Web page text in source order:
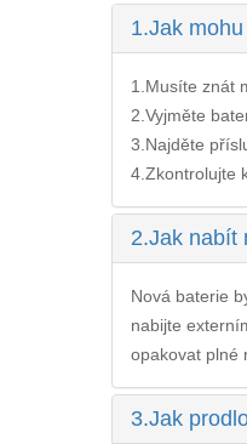
1.Jak
1.Musíte znát
2.Vyjměte
3.Najděte
4.Zkontrolujte
2.Jak nabít
Nová baterie
nabijte
opakovat plné
3.Jak